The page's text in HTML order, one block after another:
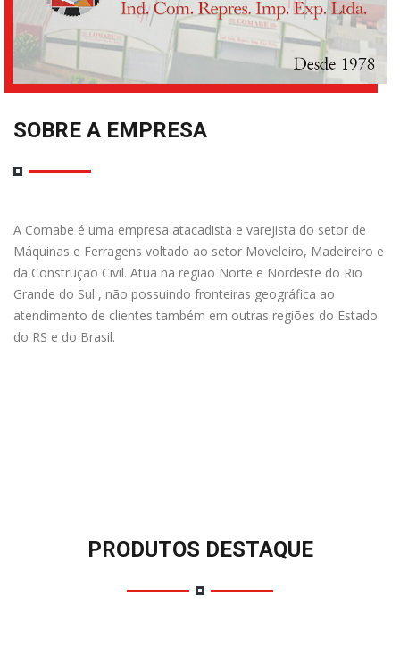
SOBRE A EMPRESA
A Comabe é uma empresa atacadista e varejista do setor de
Máquinas e Ferragens voltado ao setor Moveleiro, Madeireiro e
da Construção Civil. Atua na região Norte e Nordeste do Rio
Grande do Sul , não possuindo fronteiras geográfica ao
atendimento de clientes também em outras regiões do Estado
do RS e do Brasil.
PRODUTOS DESTAQUE